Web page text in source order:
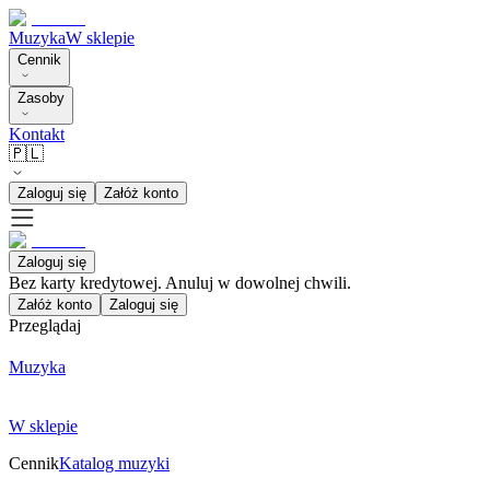
MuzykaW sklepie
Cennik
Zasoby
Kontakt
🇵🇱
Zaloguj się Załóż konto
Zaloguj się
Bez karty kredytowej. Anuluj w dowolnej chwili.
Załóż konto Zaloguj się
Przeglądaj
Muzyka
W sklepie
CennikKatalog muzyki